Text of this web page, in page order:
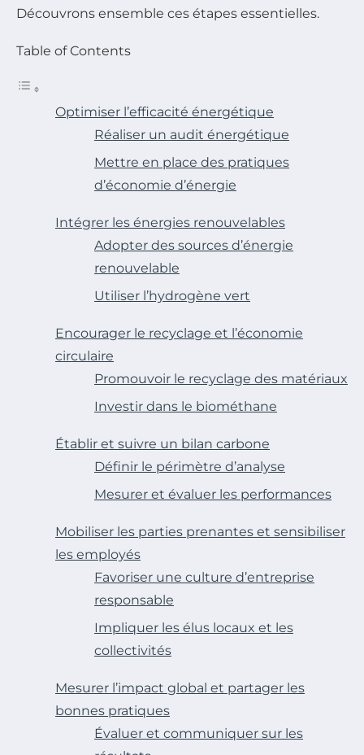
Découvrons ensemble ces étapes essentielles.
Table of Contents
Optimiser l’efficacité énergétique
Réaliser un audit énergétique
Mettre en place des pratiques
d’économie d’énergie
Intégrer les énergies renouvelables
Adopter des sources d’énergie
renouvelable
Utiliser l’hydrogène vert
Encourager le recyclage et l’économie
circulaire
Promouvoir le recyclage des matériaux
Investir dans le biométhane
Établir et suivre un bilan carbone
Définir le périmètre d’analyse
Mesurer et évaluer les performances
Mobiliser les parties prenantes et sensibiliser
les employés
Favoriser une culture d’entreprise
responsable
Impliquer les élus locaux et les
collectivités
Mesurer l’impact global et partager les
bonnes pratiques
Évaluer et communiquer sur les